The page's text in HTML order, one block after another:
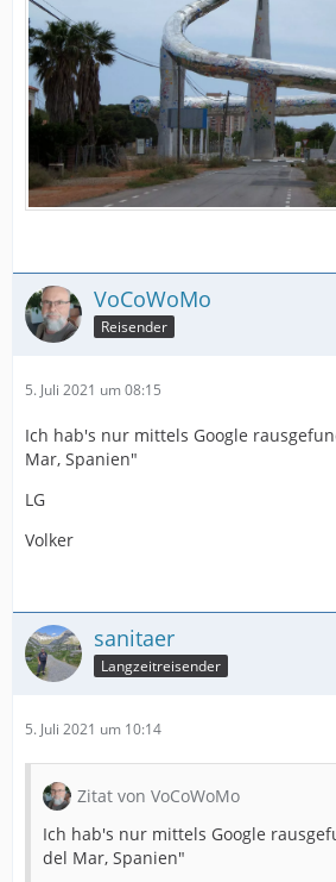
VoCoWoMo
Reisender
5. Juli 2021 um 08:15
Ich hab's nur mittels Google
Mar, Spanien"
LG
Volker
sanitaer
Langzeitreisender
5. Juli 2021 um 10:14
Zitat von VoCoWoMo
Ich hab's nur mittels Google
del Mar, Spanien"